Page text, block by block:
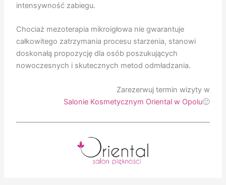
intensywność zabiegu.
Chociaż mezoterapia mikroigłowa nie gwarantuje
całkowitego zatrzymania procesu starzenia, stanowi
doskonałą propozycję dla osób poszukujących
nowoczesnych i skutecznych metod odmładzania.
Zarezerwuj termin wizyty w
Salonie Kosmetycznym Oriental w Opolu🙂